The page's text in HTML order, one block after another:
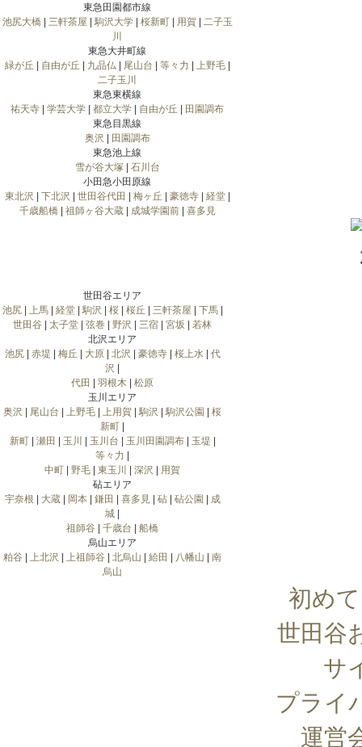
東急田園都市線
池尻大橋| 三軒茶屋 駒沢大学| 桜新町| 用賀| 二子玉
川
東急大井町線
緑が丘
自由が丘 九品仏| 尾山台 等々力 上野毛|
二子玉川
東急東横線
祐天寺
学芸大学 都立大学 自由が丘
田園調布
東急目黒線
奥沢
田園調布
東急池上線
雪が谷大塚| 石川台
小田急小田原線
東北沢
下北沢 世田谷代田 梅ヶ丘 豪徳寺| 経堂|
千歳船橋| 祖師ヶ谷大蔵| 成城学園前| 喜多見
世田谷エリア
池尻| 上馬| 経堂| 駒沢 桜| 桜丘 三軒茶屋 下馬|
世田谷
太子堂 弦巻 野沢 三宿 宮坂
若林
北沢エリア
池尻| 赤堤 梅丘 大原| 北沢 豪徳寺| 桜上水| 代
沢
代田
羽根木
松原
玉川エリア
奥沢
尾山台 上野毛 上用賀 駒沢 駒沢公園
桜
新町
新町| 瀬田 玉川 玉川台 玉川田園調布| 玉堤
等々力
中町
野毛 東玉川 深沢
用賀
砧エリア
宇奈根
大蔵| 岡本| 鎌田 喜多見| 砧| 砧公園
成
城
祖師谷
千歳台
船橋
烏山エリア
粕谷
上北沢 上祖師谷 北烏山 給田 八幡山
南
烏山
初め
世田谷
サ
プライ
運営